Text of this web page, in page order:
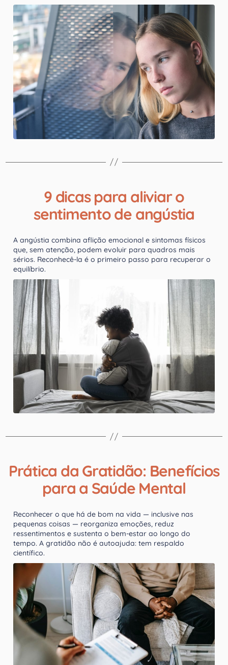
9 dicas para aliviar o
sentimento de angústia
A angústia combina aflição emocional e sintomas físicos
que, sem atenção, podem evoluir para quadros mais
sérios. Reconhecê-la é o primeiro passo para recuperar o
equilíbrio.
Prática da Gratidão: Benefícios
para a Saúde Mental
Reconhecer o que há de bom na vida — inclusive nas
pequenas coisas — reorganiza emoções, reduz
ressentimentos e sustenta o bem-estar ao longo do
tempo. A gratidão não é autoajuda: tem respaldo
científico.